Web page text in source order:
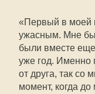
«Первый в моей
ужасным. Мне
были вместе
уже год. Именно
от друга, так со
момент, когда